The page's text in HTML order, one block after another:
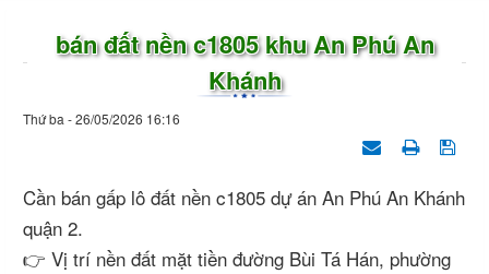
bán đất nền c1805 khu An Phú An
Khánh
Thứ ba - 26/05/2026 16:16
Cần bán gấp lô đất nền c1805 dự án An Phú An Khánh
quận 2.
👉 Vị trí nền đất mặt tiền đường Bùi Tá Hán, phường